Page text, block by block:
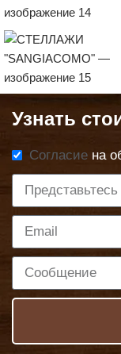
Узнать
Согласие на